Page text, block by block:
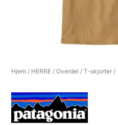
Hjem / HERRE /Overdel /T-skjorter /